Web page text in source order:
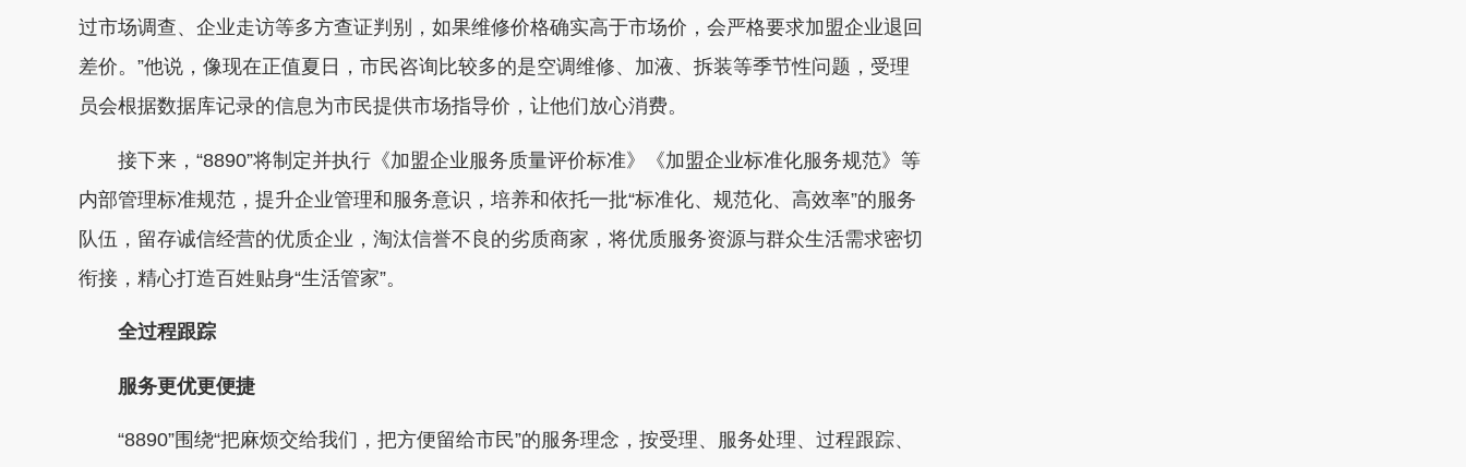
过市场调查、企业走访等多方查证判别，如果维修价格确实高于市场价，会严格要求加盟企业退回
差价。”他说，像现在正值夏日，市民咨询比较多的是空调维修、加液、拆装等季节性问题，受理
员会根据数据库记录的信息为市民提供市场指导价，让他们放心消费。
接下来，“8890”将制定并执行《加盟企业服务质量评价标准》《加盟企业标准化服务规范》等
内部管理标准规范，提升企业管理和服务意识，培养和依托一批“标准化、规范化、高效率”的服务
队伍，留存诚信经营的优质企业，淘汰信誉不良的劣质商家，将优质服务资源与群众生活需求密切
衔接，精心打造百姓贴身“生活管家”。
全过程跟踪
服务更优更便捷
“8890”围绕“把麻烦交给我们，把方便留给市民”的服务理念，按受理、服务处理、过程跟踪、